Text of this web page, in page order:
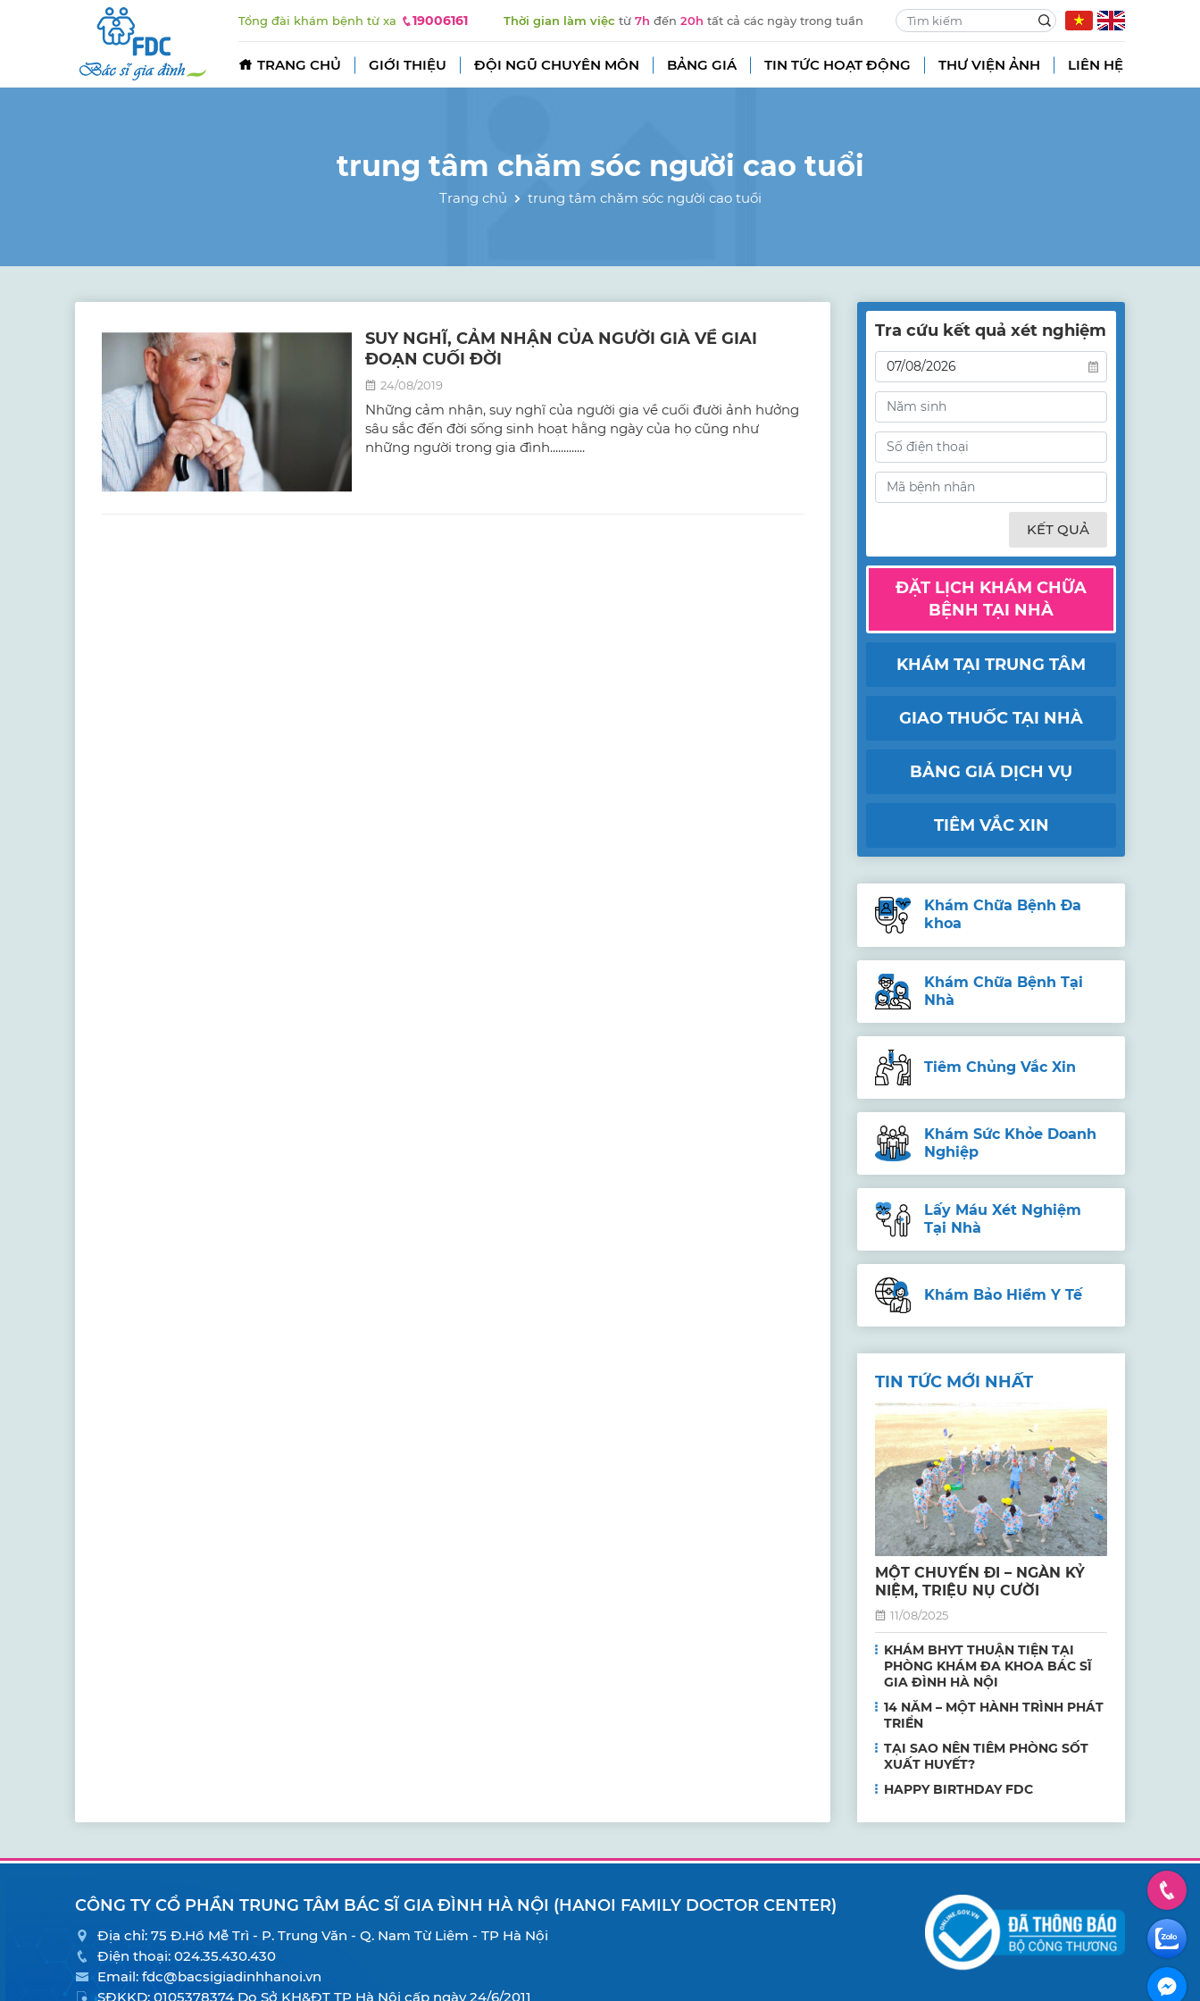
Tổng đài khám bệnh từ xa 19006161 Thời gian làm việc từ 7h đến 20h tất cả các ngày trong tuần
TRANG CHỦ GIỚI THIỆU ĐỘI NGŨ CHUYÊN MÔN BẢNG GIÁ TIN TỨC HOẠT ĐỘNG THƯ VIỆN ẢNH LIÊN HỆ
trung tâm chăm sóc người cao tuổi
Trang chủ trung tâm chăm sóc người cao tuổi
SUY NGHĨ, CẢM NHẬN CỦA NGƯỜI GIÀ VỀ GIAI
ĐOẠN CUỐI ĐỜI
24/08/2019
Những cảm nhận, suy nghĩ của người gia về cuối đười ảnh hưởng
sâu sắc đến đời sống sinh hoạt hằng ngày của họ cũng như
những người trong gia đình.............
Tra cứu kết quả xét nghiệm
KẾT QUẢ
ĐẶT LỊCH KHÁM CHỮA
BỆNH TẠI NHÀ
KHÁM TẠI TRUNG TÂM
GIAO THUỐC TẠI NHÀ
BẢNG GIÁ DỊCH VỤ
TIÊM VẮC XIN
Khám Chữa Bệnh Đa
khoa
Khám Chữa Bệnh Tại
Nhà
Tiêm Chủng Vắc Xin
Khám Sức Khỏe Doanh
Nghiệp
Lấy Máu Xét Nghiệm
Tại Nhà
Khám Bảo Hiểm Y Tế
TIN TỨC MỚI NHẤT
MỘT CHUYẾN ĐI – NGÀN KỶ
NIỆM, TRIỆU NỤ CƯỜI
11/08/2025
KHÁM BHYT THUẬN TIỆN TẠI
PHÒNG KHÁM ĐA KHOA BÁC SĨ
GIA ĐÌNH HÀ NỘI
14 NĂM – MỘT HÀNH TRÌNH PHÁT
TRIỂN
TẠI SAO NÊN TIÊM PHÒNG SỐT
XUẤT HUYẾT?
HAPPY BIRTHDAY FDC
CÔNG TY CỔ PHẦN TRUNG TÂM BÁC SĨ GIA ĐÌNH HÀ NỘI (HANOI FAMILY DOCTOR CENTER)
Địa chỉ: 75 Đ.Hồ Mễ Trì - P. Trung Văn - Q. Nam Từ Liêm - TP Hà Nội
Điện thoại: 024.35.430.430
Email: fdc@bacsigiadinhhanoi.vn
SĐKKD: 0105378374 Do Sở KH&ĐT TP Hà Nội cấp ngày 24/6/2011